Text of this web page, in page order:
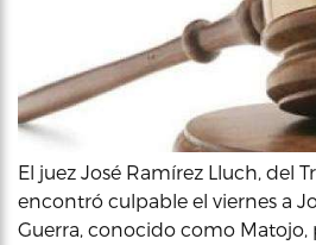
El juez José Ramírez Lluch, del
encontró culpable el viernes a
Guerra, conocido como Matojo,